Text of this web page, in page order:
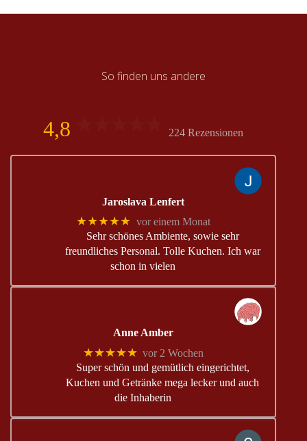
2024
So finden uns andere
4,8 224 Rezensionen
Jaroslava Lenfert
★★★★★ vor einem Monat
Sehr schönes Ambiente, sowie sehr
freundliches Personal. Tolle Kuchen. Ich war
schon in vielen
Anne Amber
★★★★★ vor 2 Wochen
Super schön und gemütlich eingerichtet,
Kuchen und Getränke mega lecker und auch
die Inhaberin